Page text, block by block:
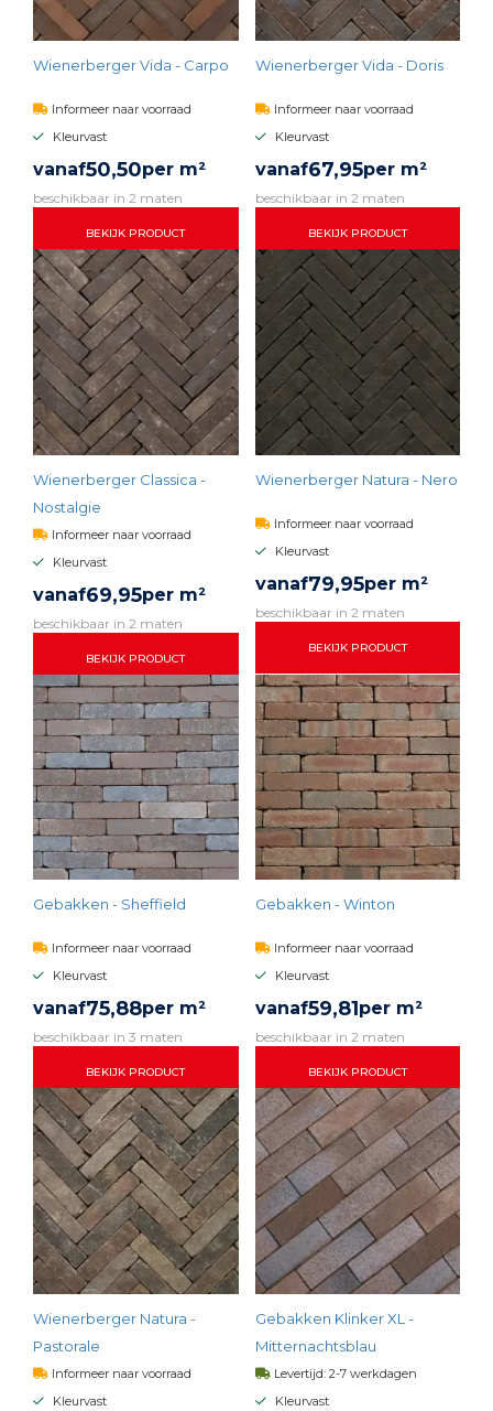
Wienerberger Vida - Carpo
Informeer naar voorraad
Kleurvast
vanaf50,50per m²
beschikbaar in 2 maten
BEKIJK PRODUCT
Wienerberger Vida - Doris
Informeer naar voorraad
Kleurvast
vanaf67,95per m²
beschikbaar in 2 maten
BEKIJK PRODUCT
Wienerberger Classica -
Nostalgie
Informeer naar voorraad
Kleurvast
vanaf69,95per m²
beschikbaar in 2 maten
BEKIJK PRODUCT
Wienerberger Natura - Nero
Informeer naar voorraad
Kleurvast
vanaf79,95per m²
beschikbaar in 2 maten
BEKIJK PRODUCT
Gebakken - Sheffield
Informeer naar voorraad
Kleurvast
vanaf75,88per m²
beschikbaar in 3 maten
BEKIJK PRODUCT
Gebakken - Winton
Informeer naar voorraad
Kleurvast
vanaf59,81per m²
beschikbaar in 2 maten
BEKIJK PRODUCT
Wienerberger Natura -
Pastorale
Informeer naar voorraad
Kleurvast
Gebakken Klinker XL -
Mitternachtsblau
Levertijd: 2-7 werkdagen
Kleurvast